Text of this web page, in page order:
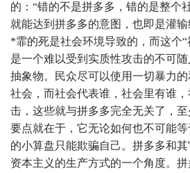
的：“错的不是拼多多，错的是整个
就能达到拼多多的意图，也即是灌
*霏的死是社会环境导致的，而这个“
是一个难以受到实质性攻击的不可
抽象物。民众尽可以使用一切暴力
社会，而社会代表谁，社会里有谁
击，这些就与拼多多完全无关了，
要点就在于，它无论如何也不可能
的小算盘只能欺骗自己。拼多多和
资本主义的生产方式的一个角度。